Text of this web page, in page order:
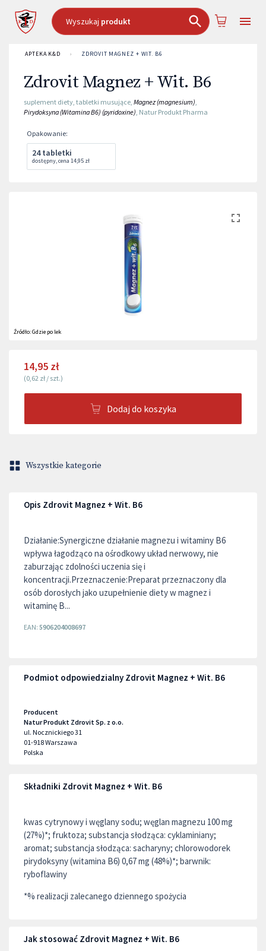
Wyszukaj produkt
APTEKA K&D › ZDROVIT MAGNEZ + WIT. B6
Zdrovit Magnez + Wit. B6
suplement diety, tabletki musujące, Magnez (magnesium),
Pirydoksyna (Witamina B6) (pyridoxine), Natur Produkt Pharma
Opakowanie:
24 tabletki
dostępny,cena 14,95 zł
Źródło:Gdzie po lek
14,95 zł
(0,62 zł / szt.)
Dodaj do koszyka
Wszystkie kategorie
Opis Zdrovit Magnez + Wit. B6
Działanie:Synergiczne działanie magnezu i witaminy B6
wpływa łagodząco na ośrodkowy układ nerwowy, nie
zaburzając zdolności uczenia się i
koncentracji.Przeznaczenie:Preparat przeznaczony dla
osób dorosłych jako uzupełnienie diety w magnez i
witaminę B...
EAN: 5906204008697
Podmiot odpowiedzialny Zdrovit Magnez + Wit. B6
Producent
Natur Produkt Zdrovit Sp. z o.o.
ul. Nocznickiego 31
01-918Warszawa
Polska
Składniki Zdrovit Magnez + Wit. B6
kwas cytrynowy i węglany sodu; węglan magnezu 100 mg
(27%)*; fruktoza; substancja słodząca: cyklaminiany;
aromat; substancja słodząca: sacharyny; chlorowodorek
pirydoksyny (witamina B6) 0,67 mg (48%)*; barwnik:
ryboflawiny
*% realizacji zalecanego dziennego spożycia
Jak stosować Zdrovit Magnez + Wit. B6